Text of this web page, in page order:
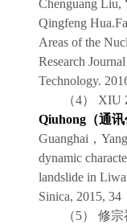
Chenguang Liu,
Qingfeng
Areas of the
Research
Technology.
（4） XIU
Qiuhong（通讯
Guanghai ，
dynamic
landslide in
Sinica, 2015, 34
（5） 修宗